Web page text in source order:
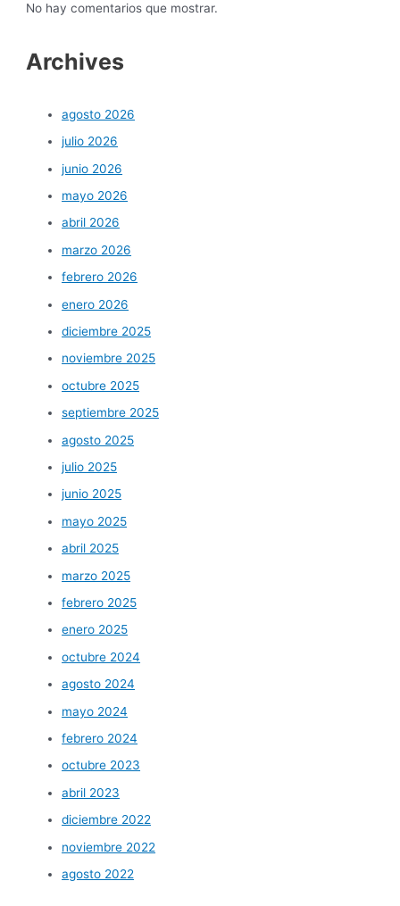
No hay comentarios que mostrar.
Archives
agosto 2026
julio 2026
junio 2026
mayo 2026
abril 2026
marzo 2026
febrero 2026
enero 2026
diciembre 2025
noviembre 2025
octubre 2025
septiembre 2025
agosto 2025
julio 2025
junio 2025
mayo 2025
abril 2025
marzo 2025
febrero 2025
enero 2025
octubre 2024
agosto 2024
mayo 2024
febrero 2024
octubre 2023
abril 2023
diciembre 2022
noviembre 2022
agosto 2022